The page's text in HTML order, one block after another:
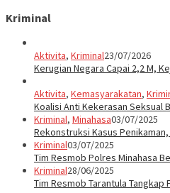
Kriminal
Aktivita, Kriminal23/07/2026
Kerugian Negara Capai 2,2 M,
Aktivita, Kemasyarakatan,
Koalisi Anti Kekerasan Seksual
Kriminal, Minahasa03/07/2025
Rekonstruksi Kasus
Kriminal03/07/2025
Tim Resmob Polres Minahasa
Kriminal28/06/2025
Tim Resmob Tarantula Tangkap